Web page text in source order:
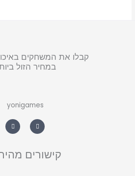
קבלו את המשחקים
במחיר הזול
yonigames
a
c
e
o
h
a
t
p
p קישורים